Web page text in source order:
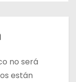
y trabaja en
el
no será
están